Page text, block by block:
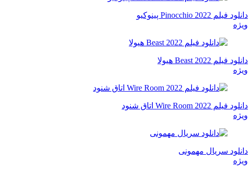
دانلود فیلم Pinocchio 2022 پینوکیو
ویژه
دانلود فیلم Beast 2022 هیولا
ویژه
دانلود فیلم Wire Room 2022 اتاق شنود
ویژه
دانلود سریال مهمونی
ویژه